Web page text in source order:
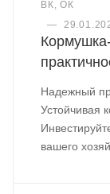
ВК, ОК
—
Надежный
Устойчивая
вашего